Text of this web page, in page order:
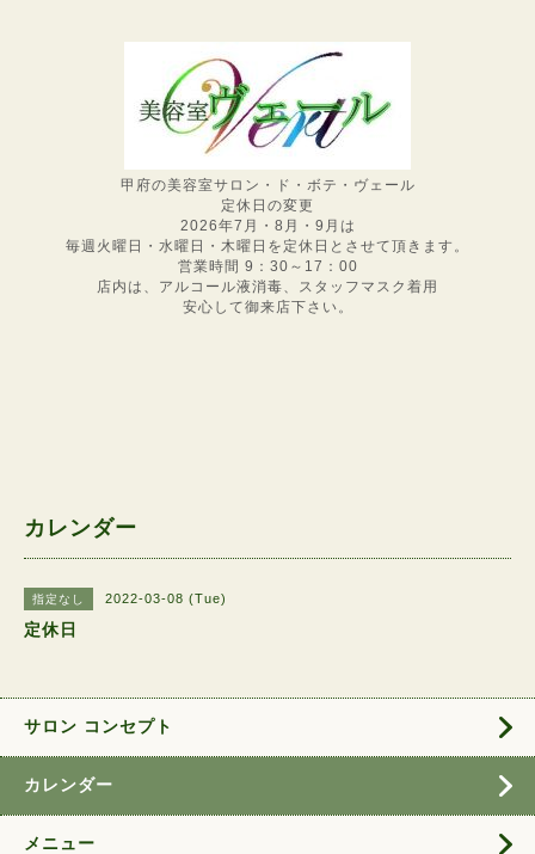
甲府の美容室サロン・ド・ボテ・ヴェール
定休日の変更
2026年7月・8月・9月は
毎週火曜日・水曜日・木曜日を定休日とさせて頂きます。
営業時間 9：30～17：00
店内は、アルコール液消毒、スタッフマスク着用
安心して御来店下さい。
カレンダー
指定なし 2022-03-08 (Tue)
定休日
サロン コンセプト
カレンダー
メニュー